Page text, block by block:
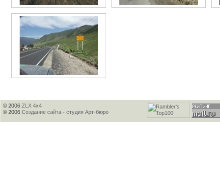
© 2006 ZLX 4x4
© 2006 Создание сайта - студия Арт-бюро